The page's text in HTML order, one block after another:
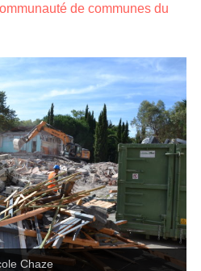
de communes du
Chaze